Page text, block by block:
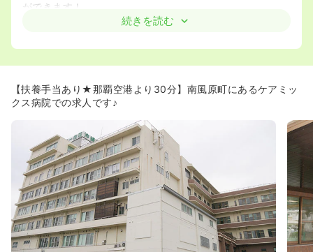
ができます！
める♪≫
ので、そこまで重たい患者層は少ない環境になります！
◆以前より透析に強みを持っていて、循環器内科にも強み
科があり、様々な看護スキルを習得できます！
◆混合病棟では、特定の分野に偏らず、幅広い知識と経験
が得られます！
≪看護師の定着率◎！働きやすい職場環境♪≫
◆転職経験のあるスタッフも多く、新しい方も安心して馴
染める温かい雰囲気です！
◆困ったときはお互いに助け合う風土があり、チームワー
クを大切にしています！実際に欠員が出た場合は、毎朝の
申し送りで、各部署のヘルプ体制を確認し人員調整をして
続きを読む
【扶養手当あり★那覇空港より30分】南風原町にあるケアミッ
クス病院での求人です♪